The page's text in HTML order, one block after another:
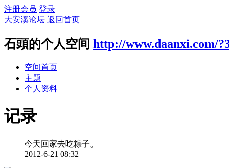
注册会员 登录
大安溪论坛 返回首页
石頭的个人空间 http://www.daanxi.com/
空间首页
主题
个人资料
记录
今天回家去吃粽子。
2012-6-21 08:32